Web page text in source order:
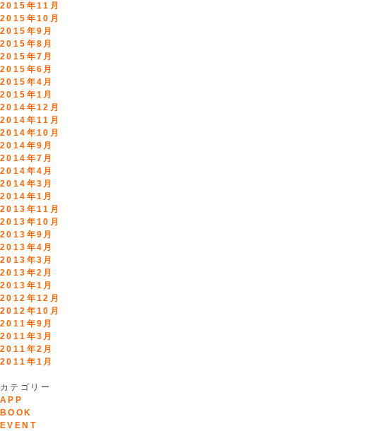
2015年11月
2015年10月
2015年9月
2015年8月
2015年7月
2015年6月
2015年4月
2015年1月
2014年12月
2014年11月
2014年10月
2014年9月
2014年7月
2014年4月
2014年3月
2014年1月
2013年11月
2013年10月
2013年9月
2013年4月
2013年3月
2013年2月
2013年1月
2012年12月
2012年10月
2011年9月
2011年3月
2011年2月
2011年1月
カテゴリー
APP
BOOK
EVENT